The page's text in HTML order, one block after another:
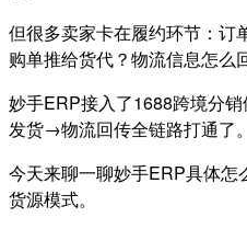
但很多卖家卡在履约环节：订
购单推给货代？物流信息怎么
妙手ERP接入了1688跨境分
发货→物流回传全链路打通了。
今天来聊一聊妙手ERP具体
货源模式。